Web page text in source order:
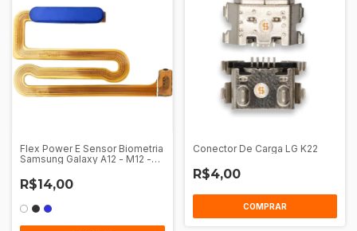
Flex Power E Sensor Biometria
Samsung Galaxy A12 - M12 -
R$14,00
Conector De Carga LG K22
R$4,00